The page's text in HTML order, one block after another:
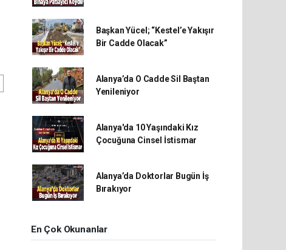
Başkan Yücel; “Kestel’e Yakışır
Bir Cadde Olacak”
Alanya’da O Cadde Sil Baştan
Yenileniyor
Alanya'da 10 Yaşındaki Kız
Çocuğuna Cinsel İstismar
Alanya’da Doktorlar Bugün İş
Bırakıyor
En Çok Okunanlar